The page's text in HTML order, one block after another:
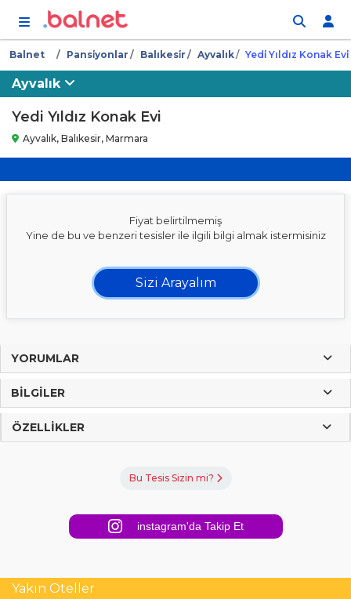
Balnet Pansi̇yonlar Balıkesi̇r Ayvalık Yedi̇ Yıldız Konak Evi̇
Ayvalık
Yedi Yıldız Konak Evi
Ayvalık, Balıkesir, Marmara
Fiyat belirtilmemiş
Yine de bu ve benzeri tesisler ile ilgili bilgi almak istermisiniz
Sizi Arayalım
YORUMLAR
BILGILER
ÖZELLIKLER
Bu Tesis Sizin mi?
instagram'da Takip Et
Yakın Oteller